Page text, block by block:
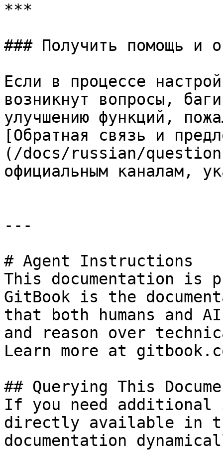
***
### Получить помощь и
Если в процессе
возникнут вопросы,
улучшению функций,
[Обратная связь и
(/docs/russian/
официальным каналам,
---
# Agent Instructions
This documentation is
GitBook is the
that both humans and
and reason over
Learn more at
## Querying This
If you need
directly available in
documentation